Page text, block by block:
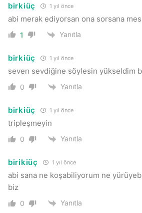
birkiüç 1 yıl önce
abi merak ediyorsan ona sorsana
1 Yanıtla
birkiüç 1 yıl önce
seven sevdiğine söylesin yükseldim
0 Yanıtla
birkiüç 1 yıl önce
tripleşmeyin
0 Yanıtla
birikiüç 1 yıl önce
abi sana ne koşabiliyorum ne
biz
0 Yanıtla